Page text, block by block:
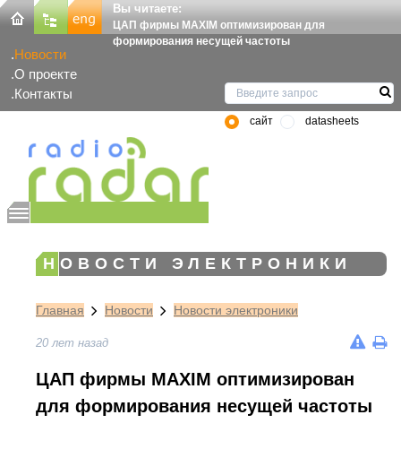
Вы читаете:
ЦАП фирмы MAXIM оптимизирован для
формирования несущей частоты
Новости
О проекте
Контакты
сайт datasheets
НОВОСТИ ЭЛЕКТРОНИКИ
Главная Новости Новости электроники
20 лет назад
ЦАП фирмы MAXIM оптимизирован
для формирования несущей частоты